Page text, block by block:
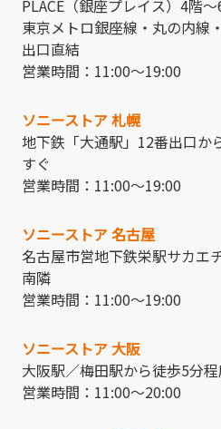
PLACE（銀座プレイス）4階～
東京メトロ銀座線・丸の内線
出口直結
営業時間：11:00～19:00
ソニーストア 札幌
地下鉄「大通駅」12番出口か
すぐ
営業時間：11:00～19:00
ソニーストア 名古屋
名古屋市営地下鉄栄駅サカエ
南隣
営業時間：11:00～19:00
ソニーストア 大阪
大阪駅／梅田駅から徒歩5分
営業時間：11:00～20:00